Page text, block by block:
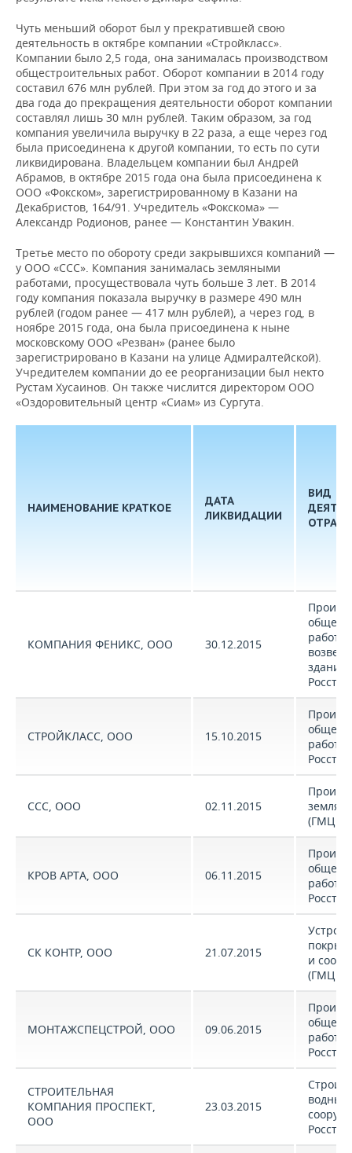
Чуть меньший оборот был у прекратившей свою
деятельность в октябре компании «Стройкласс».
Компании было 2,5 года, она занималась производством
общестроительных работ. Оборот компании в 2014 году
составил 676 млн рублей. При этом за год до этого и за
два года до прекращения деятельности оборот компании
составлял лишь 30 млн рублей. Таким образом, за год
компания увеличила выручку в 22 раза, а еще через год
была присоединена к другой компании, то есть по сути
ликвидирована. Владельцем компании был Андрей
Абрамов, в октябре 2015 года она была присоединена к
ООО «Фокском», зарегистрированному в Казани на
Декабристов, 164/91. Учредитель «Фокскома» —
Александр Родионов, ранее — Константин Увакин.
Третье место по обороту среди закрывшихся компаний —
у ООО «ССС». Компания занималась земляными
работами, просуществовала чуть больше 3 лет. В 2014
году компания показала выручку в размере 490 млн
рублей (годом ранее — 417 млн рублей), а через год, в
ноябре 2015 года, она была присоединена к ныне
московскому ООО «Резван» (ранее было
зарегистрировано в Казани на улице Адмиралтейской).
Учредителем компании до ее реорганизации был некто
Рустам Хусаинов. Он также числится директором ООО
«Оздоровительный центр «Сиам» из Сургута.
НАИМЕНОВАНИЕ КРАТКОЕ
ДАТА
ЛИКВИДАЦИИ
ВИД
КОМПАНИЯ ФЕНИКС, ООО 30.12.2015
работ
зданий
СТРОЙКЛАСС, ООО 15.10.2015
работ
ССС, ООО 02.11.2015
(ГМЦ
КРОВ АРТА, ООО 06.11.2015
работ
СК КОНТР, ООО 21.07.2015
и
(ГМЦ
МОНТАЖСПЕЦСТРОЙ, ООО 09.06.2015
работ
СТРОИТЕЛЬНАЯ
КОМПАНИЯ ПРОСПЕКТ,
ООО
23.03.2015
водных